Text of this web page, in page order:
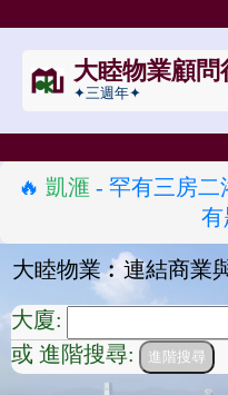
大睦物業顧問
✦三週年✦
🔥 凱滙 - 罕有三房二
有
大睦物業︰連結商業
大廈:
或 進階搜尋:
進階搜尋